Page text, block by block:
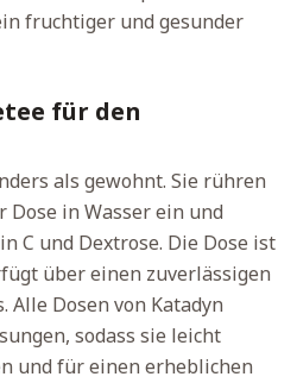
fruchtiger und gesunder
für den
als gewohnt. Sie rühren
Dose in Wasser ein und
C und Dextrose. Die Dose ist
über einen zuverlässigen
Alle Dosen von Katadyn
sodass sie leicht
und für einen erheblichen